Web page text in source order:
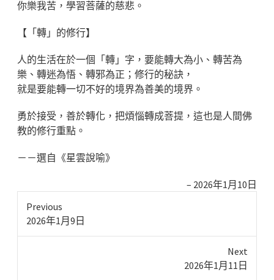
你樂我苦，學習菩薩的慈悲。
【「轉」的修行】
人的生活在於一個「轉」字，要能轉大為小、轉苦為
樂、轉迷為悟、轉邪為正；修行的秘訣，
就是要能轉一切不好的境界為善美的境界。
勇於接受，善於轉化，把煩惱轉成菩提，這也是人間佛
教的修行重點。
－－選自《星雲說喻》
2026年1月10日
Previous
Previous
2026年1月9日
Next
2026年1月11日